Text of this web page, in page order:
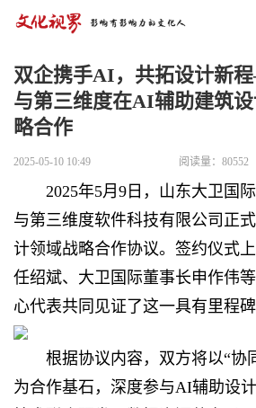
双企携手AI，共拓设计新
与第三维度在AI辅助建筑
略合作
2025-05-10 10:49 阅读量：80552
2025年5月9日，山东大卫国
与第三维度软件科技有限公司正
计领域战略合作协议。签约仪式
任绍斌、大卫国际董事长申作伟
心代表共同见证了这一具有里程碑
根据协议内容，双方将以“协
为合作基石，深度参与AI辅助设